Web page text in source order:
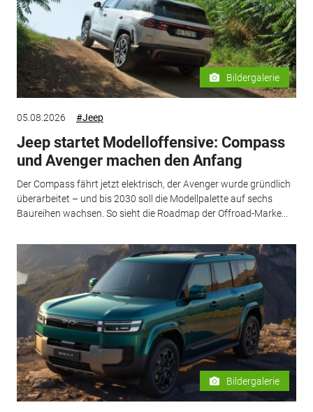
Bildergalerie
05.08.2026 #Jeep
Jeep startet Modelloffensive: Compass
und Avenger machen den Anfang
Der Compass fährt jetzt elektrisch, der Avenger wurde gründlich
überarbeitet – und bis 2030 soll die Modellpalette auf sechs
Baureihen wachsen. So sieht die Roadmap der Offroad-Marke...
Bildergalerie